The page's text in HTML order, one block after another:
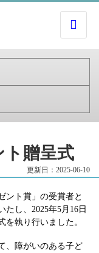
ト贈呈式
更新日：2025-06-10
ント賞」の受賞者と
し、2025年5月16日
執り行いました。
、障がいのある子ど